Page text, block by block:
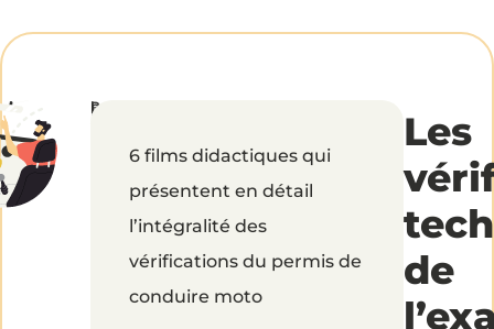
C.E.R
et
Yamaha
lancent
par
Alexis
|Publié
le
6 films didactiques qui
présentent en détail
l’intégralité des
vérifications du permis de
conduire moto
Les
de